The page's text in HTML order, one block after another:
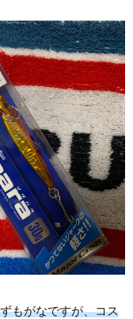
もがなですが、コス